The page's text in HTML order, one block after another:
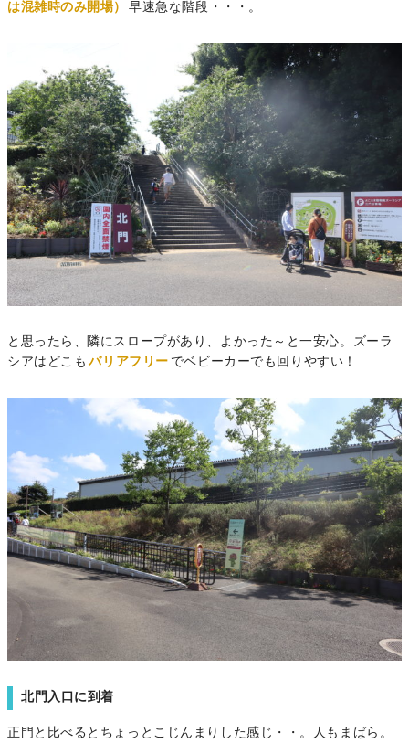
は混雑時のみ開場）
早速急な階段・・・。
と思ったら、隣にスロープがあり、よかった～と一安心。ズーラ
シアはどこも バリアフリー でベビーカーでも回りやすい！
北門入口に到着
正門と比べるとちょっとこじんまりした感じ・・。人もまばら。